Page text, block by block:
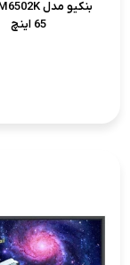
65 اینچ